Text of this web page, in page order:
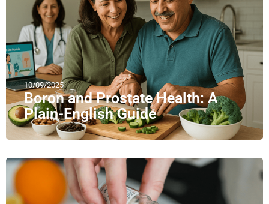
10/09/2025
Boron and Prostate Health: A
Plain-English Guide